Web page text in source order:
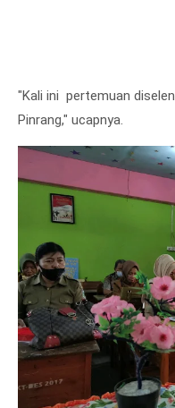
"Kali ini pertemuan
Pinrang," ucapnya.